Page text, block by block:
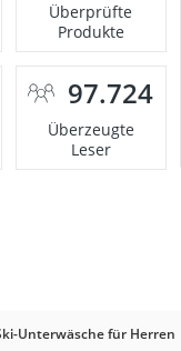
Überprüfte
Produkte
97.724
Überzeugte
Leser
Unterwäsche für Herren